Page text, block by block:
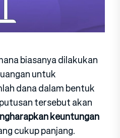
biasanya dilakukan
untuk
dana dalam bentuk
tersebut akan
keuntungan
cukup panjang.